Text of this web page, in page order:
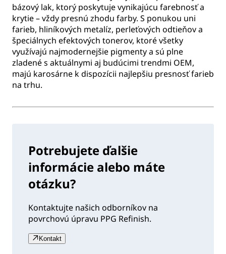
bázový lak, ktorý poskytuje vynikajúcu farebnosť a
krytie – vždy presnú zhodu farby. S ponukou uni
farieb, hliníkových metalíz, perleťových odtieňov a
špeciálnych efektových tonerov, ktoré všetky
využívajú najmodernejšie pigmenty a sú plne
zladené s aktuálnymi aj budúcimi trendmi OEM,
majú karosárne k dispozícii najlepšiu presnosť farieb
na trhu.
Potrebujete ďalšie
informácie alebo máte
otázku?
Kontaktujte našich odborníkov na
povrchovú úpravu PPG Refinish.
Kontakt